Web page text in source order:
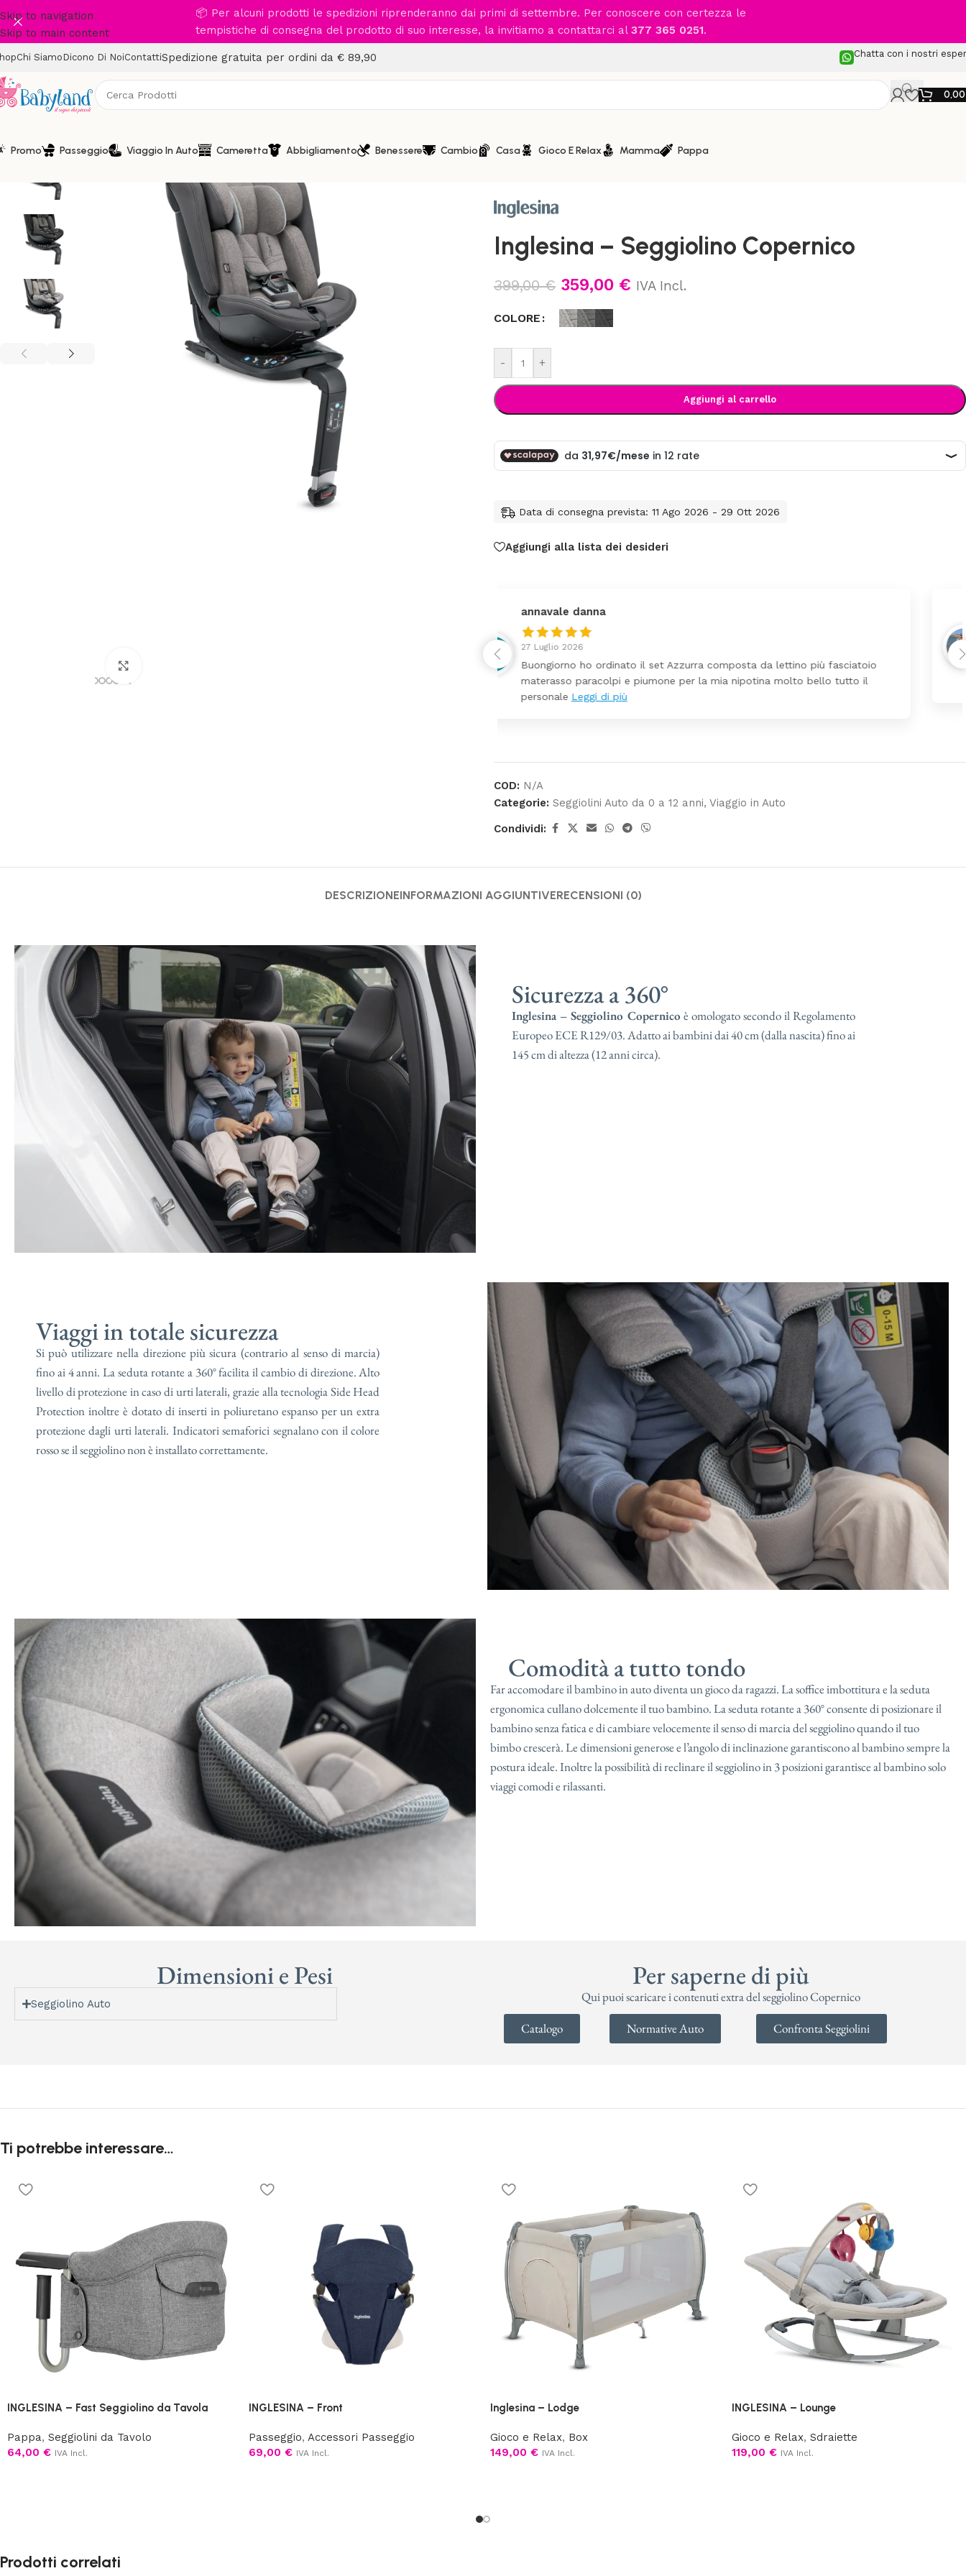
Skip to navigation
Skip to main content
📦 Per alcuni prodotti le spedizioni riprenderanno dai primi di settembre. Per conoscere con certezza le
tempistiche di consegna del prodotto di suo interesse, la invitiamo a contattarci al 377 365 0251.
Chi Siamo Dicono Di NoiContattiSpedizione gratuita per ordini da € 89,90 Chatta con i nostri
Promo Passeggio Viaggio In Auto Cameretta Abbigliamento Benessere Cambio Casa Gioco E Relax Mamma Pappa
Home/Viaggio in Auto/Seggiolini Auto da 0 a 12 anni
Inglesina – Seggiolino Copernico
399,00€ 359,00 € IVA Incl.
COLORE
- +
Aggiungi al carrello
Data di consegna prevista: 11 Ago 2026 - 29 Ott 2026
Aggiungi alla lista dei desideri
Buongiorno ho ordinato il set Azzurra composta da lettino più fasciatoio
materasso paracolpi e piumone per la mia nipotina molto bello tutto il
federica
24 Luglio 2026
Tutti perfetto! Ho ordinato un lettino che é arrivato ben imballato dopo
pochi giorni. Prezzo ottimi rispetto la concorrenza
COD: N/A
Categorie: Seggiolini Auto da 0 a 12 anni, Viaggio in Auto
Condividi:
DESCRIZIONEINFORMAZIONI AGGIUNTIVERECENSIONI (0)
Sicurezza a 360°​
Inglesina – Seggiolino Copernico è omologato secondo il Regolamento
Europeo ECE R129/03. Adatto ai bambini dai 40 cm (dalla nascita) fino ai
145 cm di altezza (12 anni circa).
Viaggi in totale sicurezza
Si può utilizzare nella direzione più sicura (contrario al senso di marcia)
fino ai 4 anni. La seduta rotante a 360° facilita il cambio di direzione. Alto
livello di protezione in caso di urti laterali, grazie alla tecnologia Side Head
Protection inoltre è dotato di inserti in poliuretano espanso per un extra
protezione dagli urti laterali. Indicatori semaforici segnalano con il colore
rosso se il seggiolino non è installato correttamente.
Comodità a tutto tondo
Far accomodare il bambino in auto diventa un gioco da ragazzi. La soffice imbottitura e la seduta
ergonomica cullano dolcemente il tuo bambino. La seduta rotante a 360° consente di posizionare il
bambino senza fatica e di cambiare velocemente il senso di marcia del seggiolino quando il tuo
bimbo crescerà. Le dimensioni generose e l’angolo di inclinazione garantiscono al bambino sempre la
postura ideale. Inoltre la possibilità di reclinare il seggiolino in 3 posizioni garantisce al bambino solo
viaggi comodi e rilassanti.
Dimensioni e Pesi
Seggiolino Auto
Per saperne di più
Qui puoi scaricare i contenuti extra del seggiolino Copernico
Catalogo
Normative Auto Confronta Seggiolini
Ti potrebbe interessare…
INGLESINA – Fast Seggiolino da Tavola
Pappa, Seggiolini da Tavolo
64,00 € IVA Incl.
INGLESINA – Front
Passeggio, Accessori Passeggio
69,00 € IVA Incl.
Inglesina – Lodge
Gioco e Relax, Box
149,00 € IVA Incl.
INGLESINA – Lounge
Gioco e Relax, Sdraiette
119,00 € IVA Incl.
Prodotti correlati